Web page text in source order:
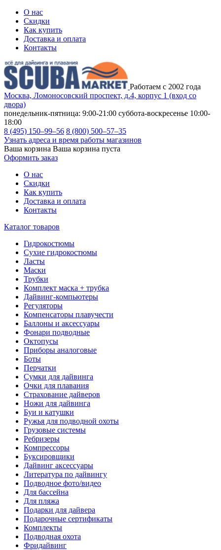
О нас
Скидки
Как купить
Доставка и оплата
Контакты
Работаем с 2002 года
Москва, Ломоносовский проспект, д.4, корпус 1 (вход со
двора)
понедельник-пятница: 9:00-21:00 суббота-воскресенье 10:00-
18:00
8 (495) 150–99–56 8 (800) 500–57–35
Узнать адреса и время работы магазинов
Ваша корзина Ваша корзина пуста
Оформить заказ
О нас
Скидки
Как купить
Доставка и оплата
Контакты
Каталог товаров
Гидрокостюмы
Сухие гидрокостюмы
Ласты
Маски
Трубки
Комплект маска + трубка
Дайвинг-компьютеры
Регуляторы
Компенсаторы плавучести
Баллоны и аксессуары
Фонари подводные
Октопусы
Приборы аналоговые
Боты
Перчатки
Сумки для дайвинга
Очки для плавания
Страхование дайверов
Ножи для дайвинга
Буи и катушки
Ружья для подводной охоты
Грузовые системы
Ребризеры
Компрессоры
Буксировщики
Дайвинг аксессуары
Литература по дайвингу
Подводное фото/видео
Для бассейна
Для пляжа
Подарки для дайвера
Подарочные сертификаты
Комплекты
Подводная охота
Фридайвинг